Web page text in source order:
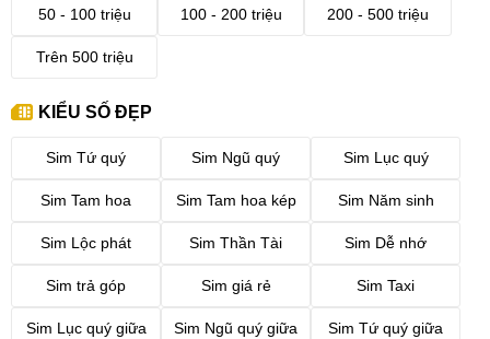
50 - 100 triệu 100 - 200 triệu 200 - 500 triệu
Trên 500 triệu
KIỂU SỐ ĐẸP
Sim Tứ quý Sim Ngũ quý Sim Lục quý
Sim Tam hoa Sim Tam hoa kép Sim Năm sinh
Sim Lộc phát Sim Thần Tài Sim Dễ nhớ
Sim trả góp Sim giá rẻ Sim Taxi
Sim Lục quý giữa Sim Ngũ quý giữa Sim Tứ quý giữa